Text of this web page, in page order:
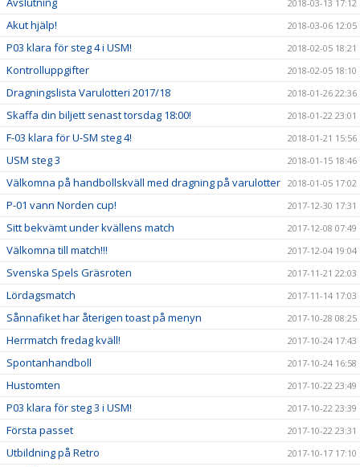
2018-03-13 17:12
Akut hjälp! 2018-03-06 12:05
P03 klara för steg 4 i USM! 2018-02-05 18:21
Kontrolluppgifter 2018-02-05 18:10
Dragningslista Varulotteri 2017/18 2018-01-26 22:36
Skaffa din biljett senast torsdag 18:00! 2018-01-22 23:01
F-03 klara för U-SM steg 4! 2018-01-21 15:56
USM steg 3 2018-01-15 18:46
Välkomna på handbollskväll med dragning på varulotter 2018-01-05 17:02
P-01 vann Norden cup! 2017-12-30 17:31
Sitt bekvämt under kvällens match 2017-12-08 07:49
Välkomna till match!!! 2017-12-04 19:04
Svenska Spels Gräsroten 2017-11-21 22:03
Lördagsmatch 2017-11-14 17:03
Sånnafiket har återigen toast på menyn 2017-10-28 08:25
Herrmatch fredag kväll! 2017-10-24 17:43
Spontanhandboll 2017-10-24 16:58
Hustomten 2017-10-22 23:49
P03 klara för steg 3 i USM! 2017-10-22 23:39
Första passet 2017-10-22 23:31
Utbildning på Retro 2017-10-17 17:10